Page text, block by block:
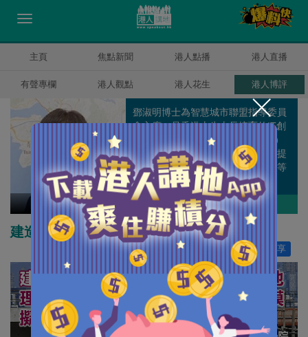
主頁 焦點新聞 港人點播 港人直播
有聲專欄 港人觀點 港人花生 港人博評
鄧淑明
鄧淑明博士為智慧城市聯盟指導委員
會主席，是香港土生土長培育的IT創
業者，率先將地理資訊系統（GIS）
科技引入香港，惠及各行各業，更提
倡利用科技推動環保、教育、醫療等
事業，致力建設更美好的香港。
作者其他博評
建造業數碼轉型仍需努力
分享
14